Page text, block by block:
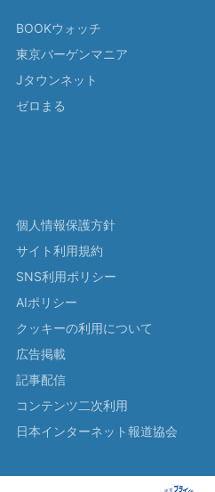
BOOKウォッチ
東京バーゲンマニア
Jタウンネット
ゼロまる
個人情報保護方針
サイト利用規約
SNS利用ポリシー
AIポリシー
クッキーの利用について
広告掲載
記事配信
コンテンツ二次利用
日本インターネット報道協会